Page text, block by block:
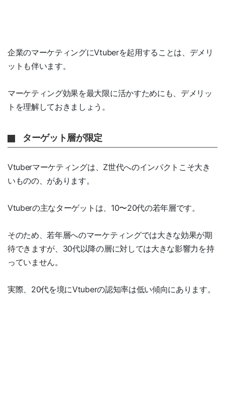
企業のマーケティングにVtuberを起用することは、デメリ
ットも伴います。
マーケティング効果を最大限に活かすためにも、デメリッ
トを理解しておきましょう。
ターゲット層が限定
Vtuberマーケティングは、Z世代へのインパクトこそ大き
いものの、があります。
Vtuberの主なターゲットは、10〜20代の若年層です。
そのため、若年層へのマーケティングでは大きな効果が期
待できますが、30代以降の層に対しては大きな影響力を持
っていません。
実際、20代を境にVtuberの認知率は低い傾向にあります。